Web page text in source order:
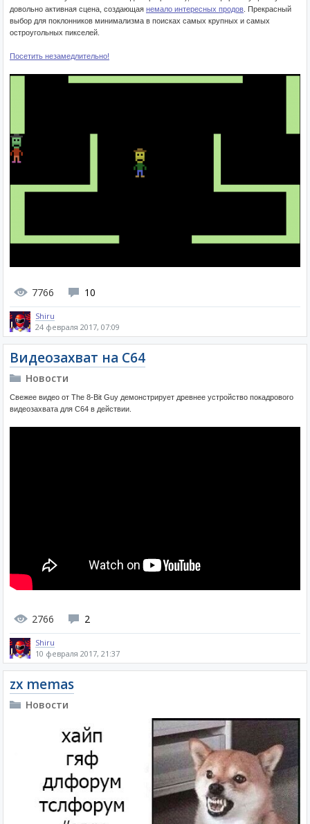
довольно активная сцена, создающая немало интересных продов . Прекрасный
выбор для поклонников минимализма в поисках самых крупных и самых
остроугольных пикселей.
Посетить незамедлительно!
7766 10
Shiru
24 февраля 2017, 07:09
Видеозахват на C64
Новости
Свежее видео от The 8-Bit Guy демонстрирует древнее устройство покадрового
видеозахвата для С64 в действии.
2766 2
Shiru
10 февраля 2017, 21:37
zx memas
Новости